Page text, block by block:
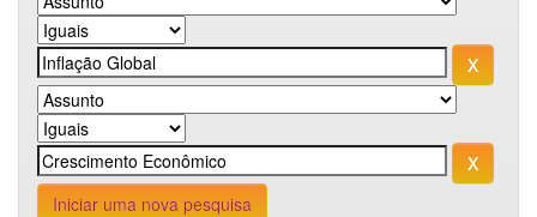
Iniciar uma nova pesquisa